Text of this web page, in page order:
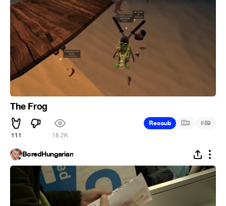
The Frog
111 18.2K
Recoub 2 #59
BoredHungarian